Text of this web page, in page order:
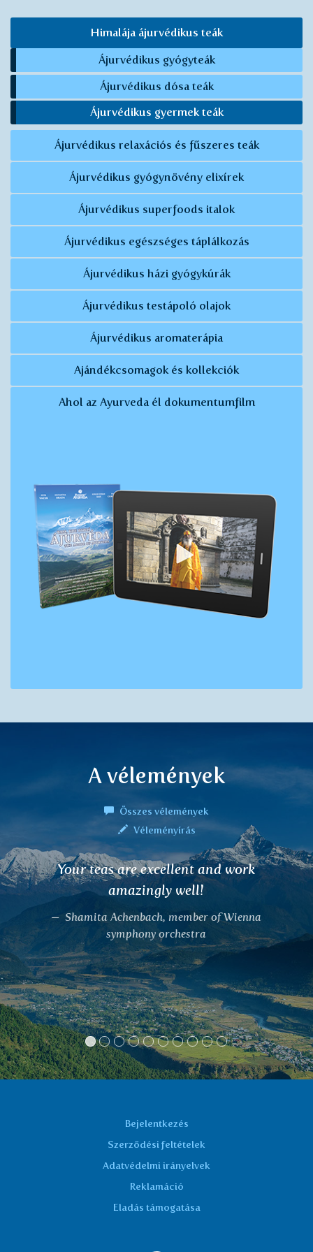
Himalája ájurvédikus teák
Ájurvédikus gyógyteák
Ájurvédikus dósa teák
Ájurvédikus gyermek teák
Ájurvédikus relaxációs és fűszeres teák
Ájurvédikus gyógynövény elixírek
Ájurvédikus superfoods italok
Ájurvédikus egészséges táplálkozás
Ájurvédikus házi gyógykúrák
Ájurvédikus testápoló olajok
Ájurvédikus aromaterápia
Ajándékcsomagok és kollekciók
Ahol az Ayurveda él dokumentumfilm
A vélemények
Összes vélemények
Véleményírás
Your teas are excellent and work
amazingly well!
Shamita Achenbach, member of Wienna
symphony orchestra
Bejelentkezés
Szerződési feltételek
Adatvédelmi irányelvek
Reklamáció
Eladás támogatása